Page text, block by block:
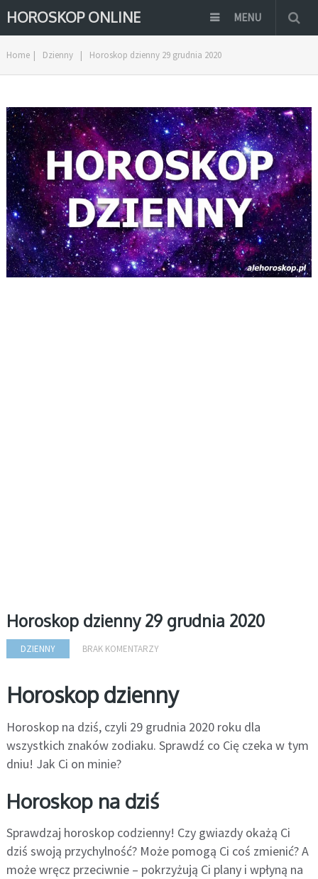
HOROSKOP ONLINE MENU
Home | Dzienny | Horoskop dzienny 29 grudnia 2020
Horoskop dzienny 29 grudnia 2020
DZIENNY BRAK KOMENTARZY
Horoskop dzienny
Horoskop na dziś, czyli 29 grudnia 2020 roku dla
wszystkich znaków zodiaku. Sprawdź co Cię czeka w tym
dniu! Jak Ci on minie?
Horoskop na dziś
Sprawdzaj horoskop codzienny! Czy gwiazdy okażą Ci
dziś swoją przychylność? Może pomogą Ci coś zmienić? A
może wręcz przeciwnie – pokrzyżują Ci plany i wpłyną na